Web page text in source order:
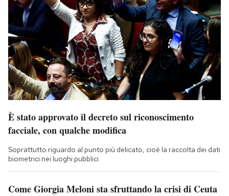
È stato approvato il decreto sul riconoscimento
facciale, con qualche modifica
Soprattutto riguardo al punto più delicato, cioè la raccolta dei dati
biometrici nei luoghi pubblici
Come Giorgia Meloni sta sfruttando la crisi di Ceuta